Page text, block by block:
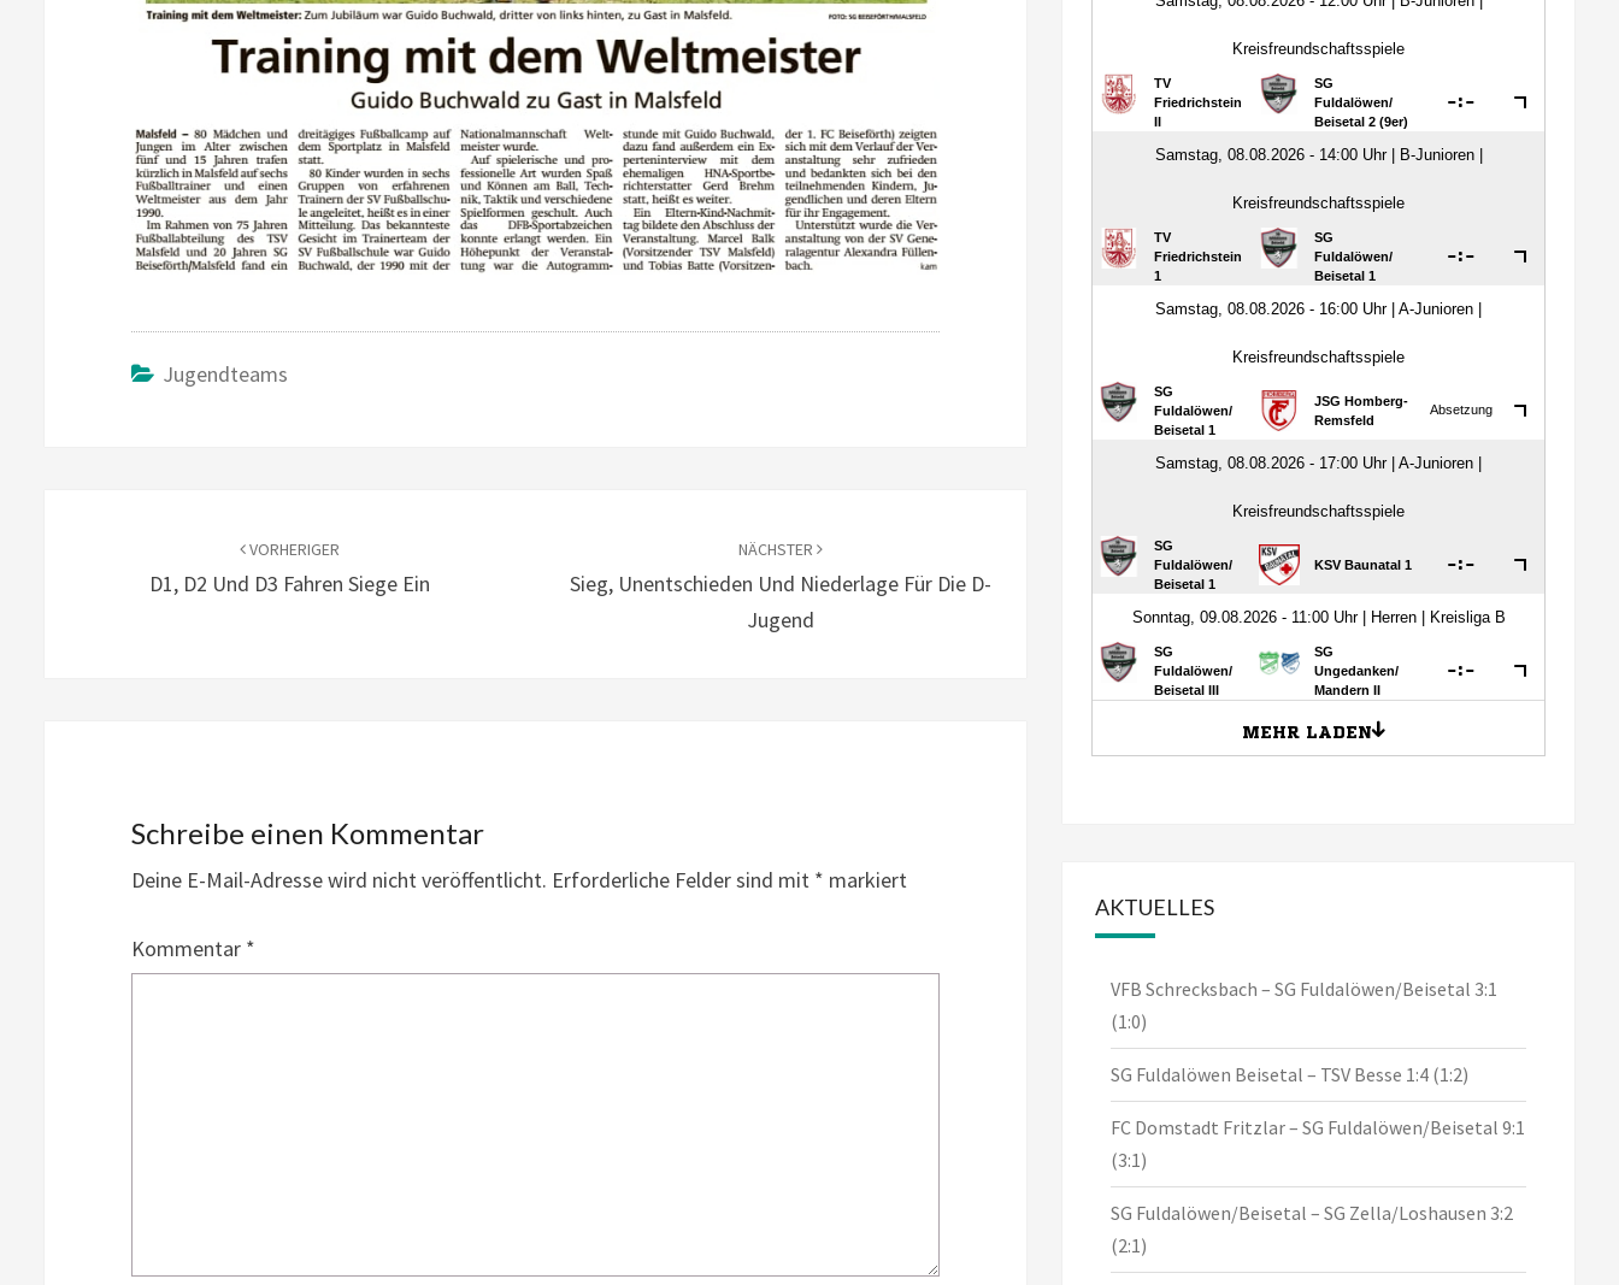
Jugendteams
VORHERIGER
D1, D2 Und D3 Fahren Siege Ein
NÄCHSTER
Sieg, Unentschieden Und Niederlage Für Die D-
Jugend
Schreibe einen Kommentar
Deine E-Mail-Adresse wird nicht veröffentlicht. Erforderliche Felder sind mit * markiert
Kommentar *
AKTUELLES
VFB Schrecksbach – SG Fuldalöwen/Beisetal 3:1
(1:0)
SG Fuldalöwen Beisetal – TSV Besse 1:4 (1:2)
FC Domstadt Fritzlar – SG Fuldalöwen/Beisetal 9:1
(3:1)
SG Fuldalöwen/Beisetal – SG Zella/Loshausen 3:2
(2:1)